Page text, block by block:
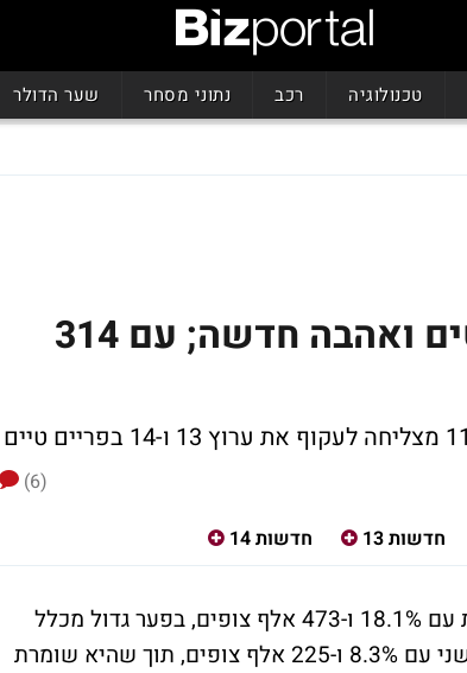
טכנולוגיה רכב נתוני מסחר שער הדולר
קופה ראשית עוקפת הפטריוטים ואהבה חדשה; עם 314
(6)
חדשות 13 חדשות 14
חדשות 12 ממשיכה להוביל את הטלוויזיה הישראלית עם 18.1% ו-473 אלף צופים, בפער גדול מכלל
המהדורות האחרות. חדשות 14 תופסת את המקום השני עם 8.3% ו-225 אלף צופים, תוך שהיא שומרת